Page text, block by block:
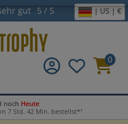
gut 5 / 5 | US | €
0
noch Heute
7 Std. 42 Min. bestellst*¹